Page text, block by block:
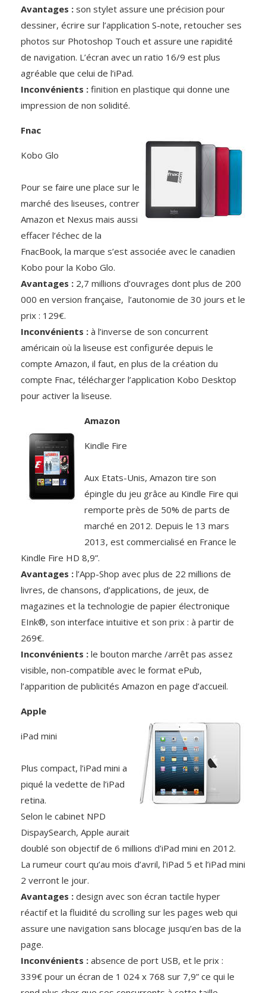
Avantages : son stylet assure une précision pour
dessiner, écrire sur l’application S-note, retoucher ses
photos sur Photoshop Touch et assure une rapidité
de navigation. L’écran avec un ratio 16/9 est plus
agréable que celui de l’iPad.
Inconvénients : finition en plastique qui donne une
impression de non solidité.
Fnac
Kobo Glo
Pour se faire une place sur le
marché des liseuses, contrer
Amazon et Nexus mais aussi
effacer l’échec de la
FnacBook, la marque s’est associée avec le canadien
Kobo pour la Kobo Glo.
Avantages : 2,7 millions d’ouvrages dont plus de 200
000 en version française, l’autonomie de 30 jours et le
prix : 129€.
Inconvénients : à l’inverse de son concurrent
américain où la liseuse est configurée depuis le
compte Amazon, il faut, en plus de la création du
compte Fnac, télécharger l’application Kobo Desktop
pour activer la liseuse.
Amazon
Kindle Fire
Aux Etats-Unis, Amazon tire son
épingle du jeu grâce au Kindle Fire qui
remporte près de 50% de parts de
marché en 2012. Depuis le 13 mars
2013, est commercialisé en France le
Kindle Fire HD 8,9”.
Avantages : l’App-Shop avec plus de 22 millions de
livres, de chansons, d’applications, de jeux, de
magazines et la technologie de papier électronique
EInk®, son interface intuitive et son prix : à partir de
269€.
Inconvénients : le bouton marche /arrêt pas assez
visible, non-compatible avec le format ePub,
l’apparition de publicités Amazon en page d’accueil.
Apple
iPad mini
Plus compact, l’iPad mini a
piqué la vedette de l’iPad
retina.
Selon le cabinet NPD
DispaySearch, Apple aurait
doublé son objectif de 6 millions d’iPad mini en 2012.
La rumeur court qu’au mois d’avril, l’iPad 5 et l’iPad mini
2 verront le jour.
Avantages : design avec son écran tactile hyper
réactif et la fluidité du scrolling sur les pages web qui
assure une navigation sans blocage jusqu’en bas de la
page.
Inconvénients : absence de port USB, et le prix :
339€ pour un écran de 1 024 x 768 sur 7,9” ce qui le